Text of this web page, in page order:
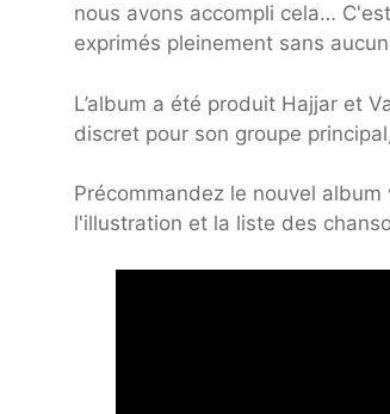
nous avons accompli cela…
exprimés pleinement sans
L’album a été produit Hajjar et
discret pour son groupe
Précommandez le nouvel
l'illustration et la liste des